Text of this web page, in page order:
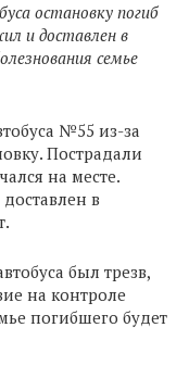
остановку погиб
и доставлен в
семье
№55 из-за
Пострадали
на месте.
в
был трезв,
на контроле
погибшего будет